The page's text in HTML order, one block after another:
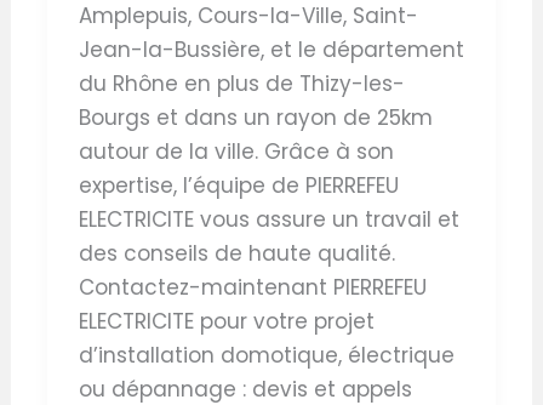
Amplepuis, Cours-la-Ville, Saint-
Jean-la-Bussière, et le département
du Rhône en plus de Thizy-les-
Bourgs et dans un rayon de 25km
autour de la ville. Grâce à son
expertise, l’équipe de PIERREFEU
ELECTRICITE vous assure un travail et
des conseils de haute qualité.
Contactez-maintenant PIERREFEU
ELECTRICITE pour votre projet
d’installation domotique, électrique
ou dépannage : devis et appels